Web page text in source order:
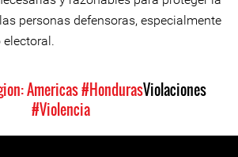
personas defensoras, especialmente
electoral.
Americas#HondurasViolaciones
#Violencia